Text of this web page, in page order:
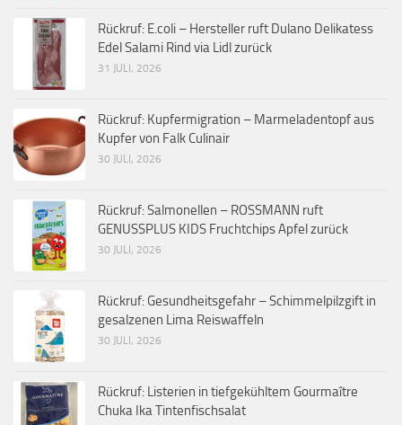
Rückruf: E.coli – Hersteller ruft Dulano Delikatess
Edel Salami Rind via Lidl zurück
31 JULI, 2026
Rückruf: Kupfermigration – Marmeladentopf aus
Kupfer von Falk Culinair
30 JULI, 2026
Rückruf: Salmonellen – ROSSMANN ruft
GENUSSPLUS KIDS Fruchtchips Apfel zurück
30 JULI, 2026
Rückruf: Gesundheitsgefahr – Schimmelpilzgift in
gesalzenen Lima Reiswaffeln
30 JULI, 2026
Rückruf: Listerien in tiefgekühltem Gourmaître
Chuka Ika Tintenfischsalat